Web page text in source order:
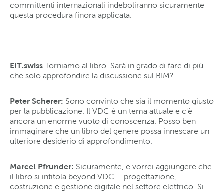
committenti internazionali indeboliranno sicuramente
questa procedura finora applicata.
EIT.swiss Torniamo al libro. Sarà in grado di fare di più
che solo approfondire la discussione sul BIM?
Peter Scherer: Sono convinto che sia il momento giusto
per la pubblicazione. Il VDC è un tema attuale e c'è
ancora un enorme vuoto di conoscenza. Posso ben
immaginare che un libro del genere possa innescare un
ulteriore desiderio di approfondimento.
Marcel Pfrunder: Sicuramente, e vorrei aggiungere che
il libro si intitola beyond VDC – progettazione,
costruzione e gestione digitale nel settore elettrico. Si